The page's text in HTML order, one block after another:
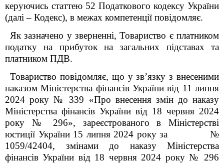
керуючись статтею 52 Податкового кодексу України
(далі – Кодекс), в межах компетенції повідомляє.
Як зазначено у зверненні, Товариство є платником
податку на прибуток на загальних підставах та
платником ПДВ.
Товариство повідомляє, що у зв’язку з внесеними
наказом Міністерства фінансів України від 11 липня
2024 року № 339 «Про внесення змін до наказу
Міністерства фінансів України від 18 червня 2024
року № 296», зареєстрованого в Міністерстві
юстиції України 15 липня 2024 року за №
1059/42404, змінами до наказу Міністерства
фінансів України від 18 червня 2024 року № 296